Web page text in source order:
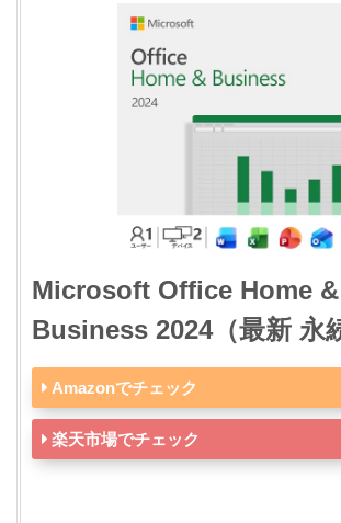
Microsoft Office Home &
Business 2024（最新 永
Amazonでチェック
楽天市場でチェック